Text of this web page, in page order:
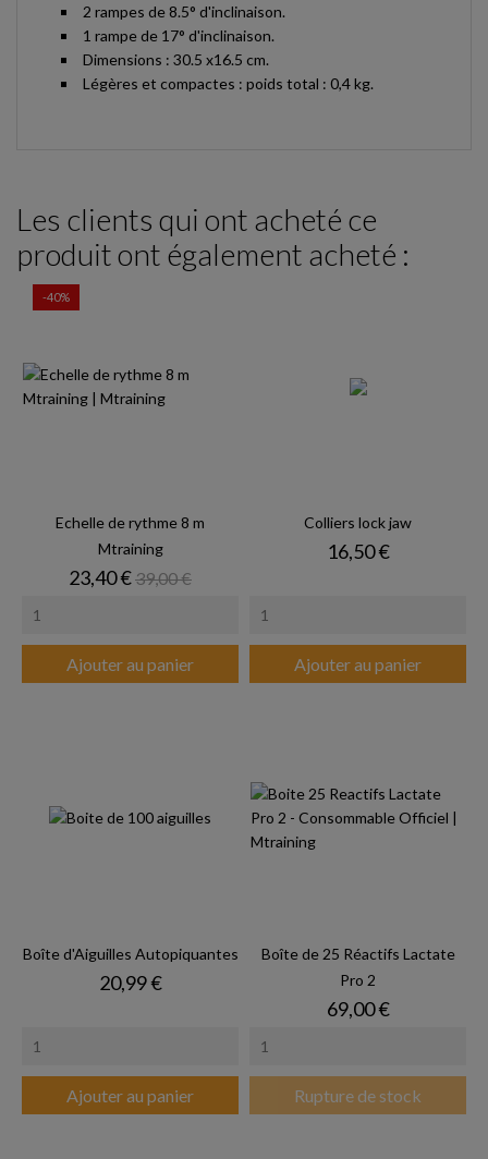
2 rampes de 8.5° d'inclinaison.
1 rampe de 17° d'inclinaison.
Dimensions : 30.5 x16.5 cm.
Légères et compactes : poids total : 0,4 kg.
Les clients qui ont acheté ce
produit ont également acheté :
Echelle de rythme 8 m
Mtraining
Prix
23,40 €Prix de base
39,00 €
Ajouter au panier
-40%
Colliers lock jaw
Prix
16,50 €
Ajouter au panier
Boîte d'Aiguilles Autopiquantes
Prix
20,99 €
Ajouter au panier
Boîte de 25 Réactifs Lactate
Pro 2
Prix
69,00 €
Rupture de stock